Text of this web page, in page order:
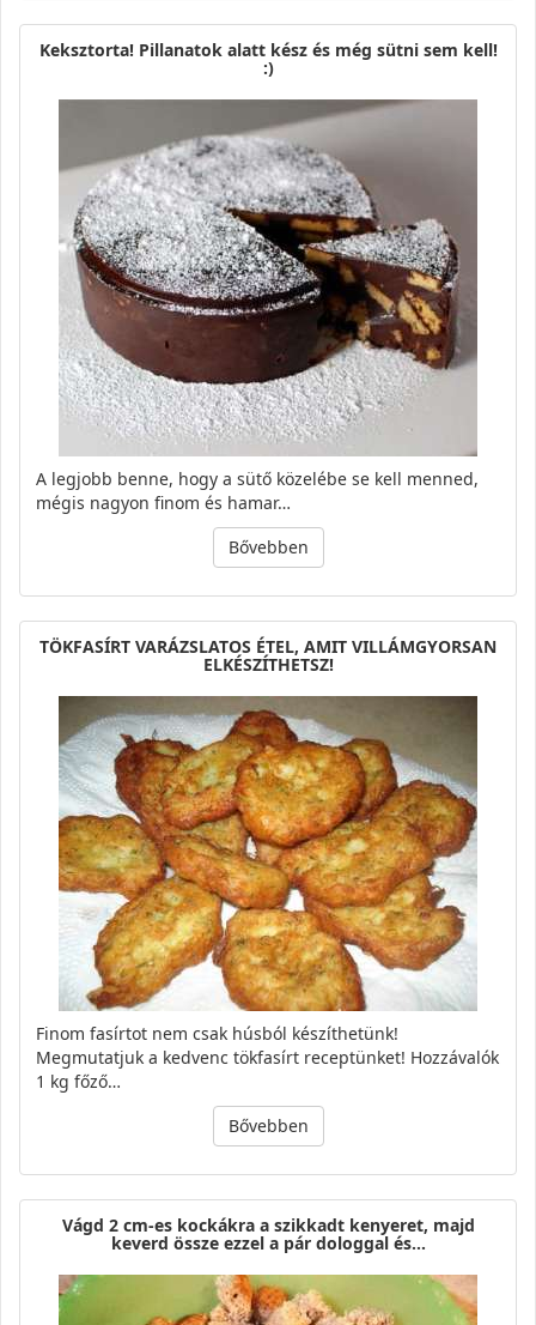
Keksztorta! Pillanatok alatt kész és még sütni sem kell!
:)
A legjobb benne, hogy a sütő közelébe se kell menned,
mégis nagyon finom és hamar…
Bővebben
TÖKFASÍRT VARÁZSLATOS ÉTEL, AMIT VILLÁMGYORSAN
ELKÉSZÍTHETSZ!
Finom fasírtot nem csak húsból készíthetünk!
Megmutatjuk a kedvenc tökfasírt receptünket! Hozzávalók
1 kg főző…
Bővebben
Vágd 2 cm-es kockákra a szikkadt kenyeret, majd
keverd össze ezzel a pár dologgal és…